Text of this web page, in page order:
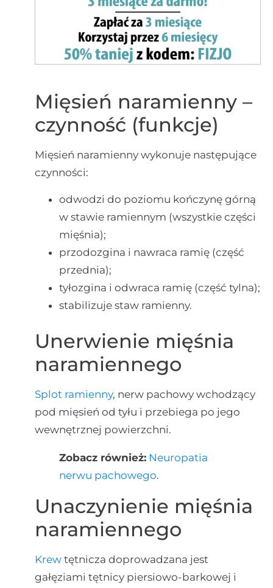
Mięsień naramienny –
czynność (funkcje)
Mięsień naramienny wykonuje następujące
czynności:
odwodzi do poziomu kończynę górną
w stawie ramiennym (wszystkie części
mięśnia);
przodozgina i nawraca ramię (część
przednia);
tyłozgina i odwraca ramię (część tylna);
stabilizuje staw ramienny.
Unerwienie mięśnia
naramiennego
Splot ramienny, nerw pachowy wchodzący
pod mięsień od tyłu i przebiega po jego
wewnętrznej powierzchni.
Zobacz również: Neuropatia
nerwu pachowego.
Unaczynienie mięśnia
naramiennego
Krewtętnicza doprowadzana jest
gałęziami tętnicy piersiowo-barkowej i